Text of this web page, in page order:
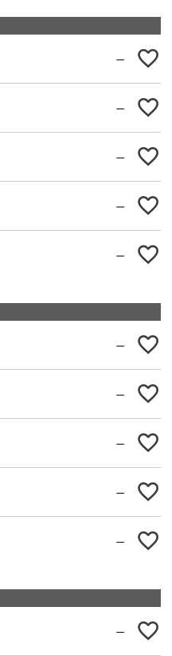
—
—
—
—
—
—
—
—
—
—
—